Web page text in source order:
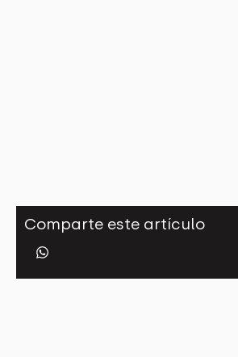
Comparte este artículo